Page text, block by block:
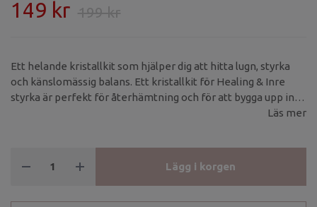
149 kr 199 kr
Ett helande kristallkit som hjälper dig att hitta lugn, styrka
och känslomässig balans. Ett kristallkit för Healing & Inre
styrka är perfekt för återhämtning och för att bygga upp inre
Läs mer
Lägg i korgen